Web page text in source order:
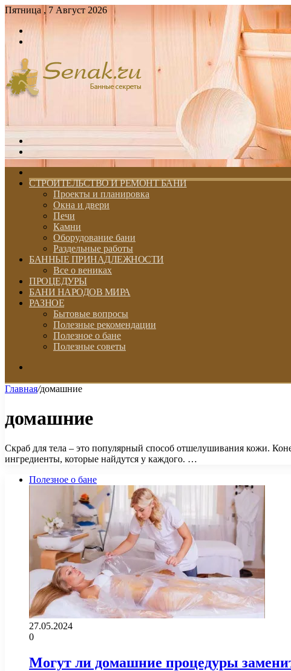
Пятница , 7 Август 2026
Войти
skin
СТРОИТЕЛЬСТВО И РЕМОНТ БАНИ
Проекты и планировка
Окна и двери
Печи
Камни
Оборудование бани
Раздельные работы
БАННЫЕ ПРИНАДЛЕЖНОСТИ
Все о вениках
ПРОЦЕДУРЫ
БАНИ НАРОДОВ МИРА
РАЗНОЕ
Бытовые вопросы
Полезные рекомендации
Полезное о бане
Полезные советы
Главная/домашние
домашние
Скраб для тела – это популярный способ отшелушивания кожи.
ингредиенты, которые найдутся у каждого. …
Полезное о бане
27.05.2024
0
Могут ли домашние процедуры